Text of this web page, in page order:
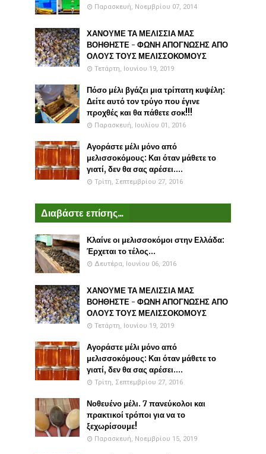
Παρασκευή, Νοεμβρίου 07, 2014
ΧΑΝΟΥΜΕ ΤΑ ΜΕΛΙΣΣΙΑ ΜΑΣ
ΒΟΗΘΗΣΤΕ - ΦΩΝΗ ΑΠΟΓΝΩΣΗΣ ΑΠΟ
ΟΛΟΥΣ ΤΟΥΣ ΜΕΛΙΣΣΟΚΟΜΟΥΣ
Τετάρτη, Ιουνίου 19, 2019
Πόσο μέλι βγάζει μια τρίπατη κυψέλη:
Δείτε αυτό τον τρύγο που έγινε
προχθές και θα πάθετε σοκ!!!
Παρασκευή, Ιουλίου 01, 2016
Αγοράστε μέλι μόνο από
μελισσοκόμους: Και όταν μάθετε το
γιατί, δεν θα σας αρέσει....
Τρίτη, Σεπτεμβρίου 27, 2016
Διαβάστε επίσης...
Κλαίνε οι μελισσοκόμοι στην Ελλάδα:
Έρχεται το τέλος...
Δευτέρα, Ιουνίου 06, 2016
ΧΑΝΟΥΜΕ ΤΑ ΜΕΛΙΣΣΙΑ ΜΑΣ
ΒΟΗΘΗΣΤΕ - ΦΩΝΗ ΑΠΟΓΝΩΣΗΣ ΑΠΟ
ΟΛΟΥΣ ΤΟΥΣ ΜΕΛΙΣΣΟΚΟΜΟΥΣ
Τετάρτη, Ιουνίου 19, 2019
Αγοράστε μέλι μόνο από
μελισσοκόμους: Και όταν μάθετε το
γιατί, δεν θα σας αρέσει....
Τρίτη, Σεπτεμβρίου 27, 2016
Νοθευένο μέλι. 7 πανεύκολοι και
πρακτικοί τρόποι για να το
ξεχωρίσουμε!
Παρασκευή, Νοεμβρίου 15, 2019